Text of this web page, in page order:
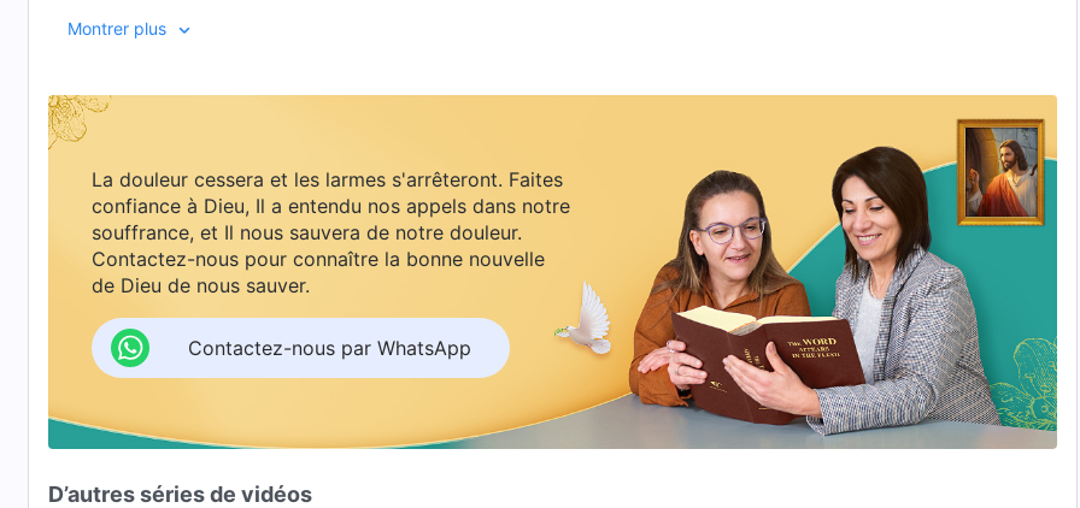
Montrer plus
La douleur cessera et les larmes s'arrêteront. Faites
confiance à Dieu, Il a entendu nos appels dans notre
souffrance, et Il nous sauvera de notre douleur.
Contactez-nous pour connaître la bonne nouvelle
de Dieu de nous sauver.
Contactez-nous par WhatsApp
D’autres séries de vidéos